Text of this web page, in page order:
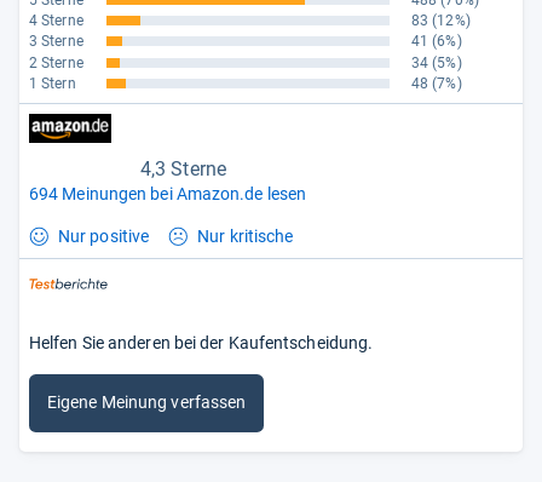
4 Sterne
83 (12%)
3 Sterne
41 (6%)
2 Sterne
34 (5%)
1 Stern
48 (7%)
4,3 Sterne
694 Meinungen bei Amazon.de lesen
Nur positive Nur kritische
Helfen Sie anderen bei der Kaufentscheidung.
Eigene Meinung verfassen